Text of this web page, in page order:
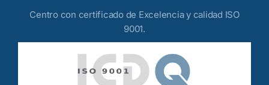
Centro con certificado de Excelencia y calidad ISO
9001.